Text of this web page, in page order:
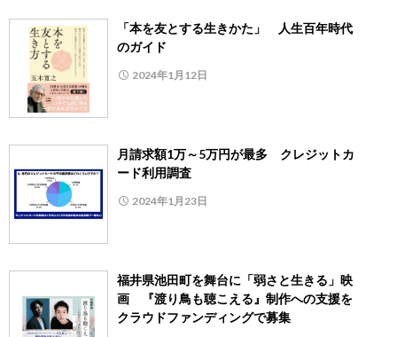
「本を友とする生きかた」 人生百年時代
のガイド
2024年1月12日
月請求額1万～5万円が最多 クレジットカ
ード利用調査
2024年1月23日
福井県池田町を舞台に「弱さと生きる」映
画 『渡り鳥も聴こえる』制作への支援を
クラウドファンディングで募集